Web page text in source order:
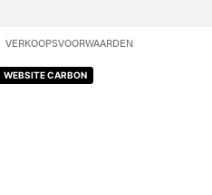
VERKOOPSVOORWAARDEN
WEBSITE CARBON